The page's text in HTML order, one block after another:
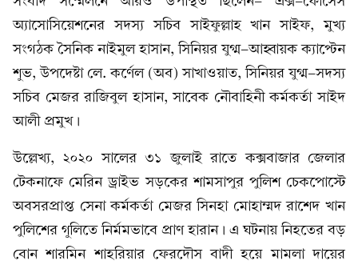
অ্যাসোসিয়েশনের সদস্য সচিব সাইফুল্লাহ খান সাইফ, মুখ্য
সংগঠক সৈনিক নাইমুল হাসান, সিনিয়র যুগ্ম-আহ্বায়ক ক্যাপ্টেন
শুভ, উপদেষ্টা লে. কর্ণেল (অব) সাখাওয়াত, সিনিয়র যুগ্ম-সদস্য
সচিব মেজর রাজিবুল হাসান, সাবেক নৌবাহিনী কর্মকর্তা সাইদ
আলী প্রমুখ।
উল্লেখ্য, ২০২০ সালের ৩১ জুলাই রাতে কক্সবাজার জেলার
টেকনাফে মেরিন ড্রাইভ সড়কের শামসাপুর পুলিশ চেকপোস্টে
অবসরপ্রাপ্ত সেনা কর্মকর্তা মেজর সিনহা মোহাম্মদ রাশেদ খান
পুলিশের গুলিতে নির্মমভাবে প্রাণ হারান। এ ঘটনায় নিহতের বড়
বোন শারমিন শাহরিয়ার ফেরদৌস বাদী হয়ে মামলা দায়ের